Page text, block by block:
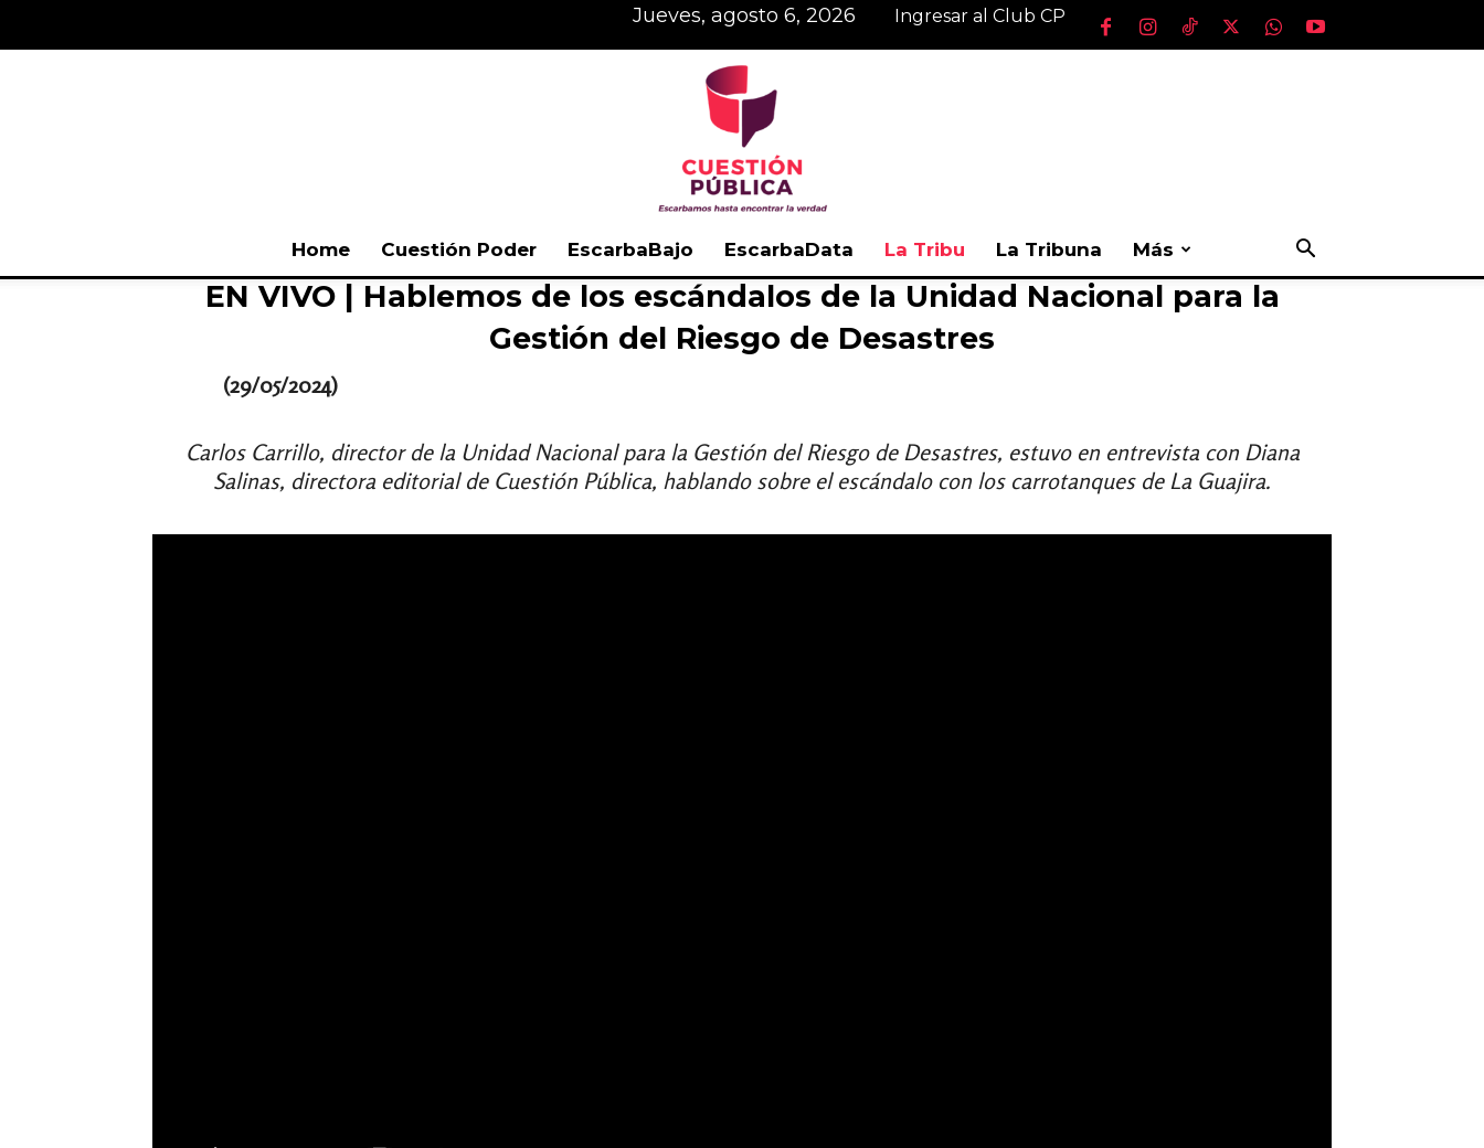
jueves, agosto 6, 2026 Ingresar al Club CP
Cuestión
Home Cuestión Poder EscarbaBajo EscarbaData La Tribu La Tribuna Más
EN VIVO | Hablemos de los escándalos de la Unidad Nacional para la
Gestión del Riesgo de Desastres
(29/05/2024)
Carlos Carrillo, director de la Unidad Nacional para la Gestión del Riesgo de Desastres, estuvo en entrevista con Diana
Salinas, directora editorial de Cuestión Pública, hablando sobre el escándalo con los carrotanques de La Guajira.